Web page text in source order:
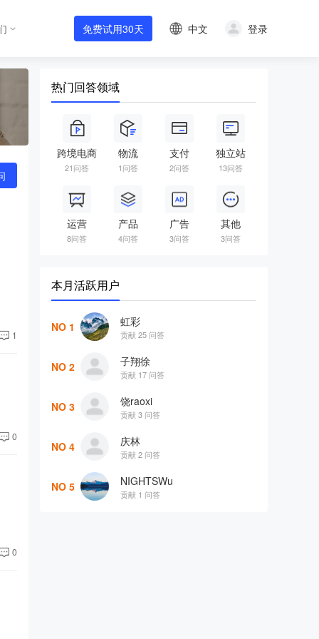
免费试用30天 中文 登录
1
0
0
热门回答领域
跨境电商
21问答
物流
1问答
支付
2问答
独立站
13问答
运营
8问答
产品
4问答
广告
3问答
其他
3问答
本月活跃用户
NO 1 虹彩
贡献 25 问答
NO 2 子翔徐
贡献 17 问答
NO 3 饶raoxi
贡献 3 问答
NO 4 庆林
贡献 2 问答
NO 5 NIGHTSWu
贡献 1 问答